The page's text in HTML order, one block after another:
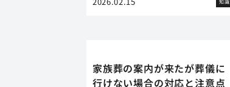
家族葬の案内が来たが葬儀に
行けない場合の対応と注意点